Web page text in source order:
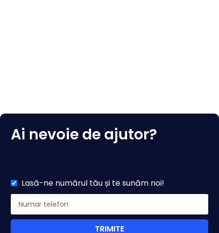
Ai nevoie de ajutor?
Lasă-ne numărul tău și te sunăm noi!
TRIMITE